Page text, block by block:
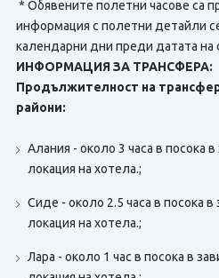
* Обявените полетни часове са
информация с полетни детайли
календарни дни преди датата на
ИНФОРМАЦИЯ ЗА ТРАНСФЕРА:
Продължителност на
райони:
Алания - около 3 часа в посока
локация на хотела.;
Сиде - около 2.5 часа в посока в
локация на хотела.;
Лара - около 1 час в посока в